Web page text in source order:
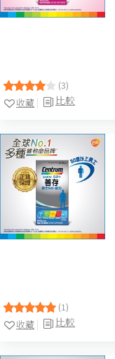
(3)
比較
收藏
(1)
比較
收藏